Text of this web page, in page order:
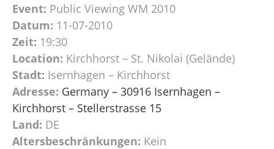
Event: Public Viewing WM 2010
Datum: 11-07-2010
Zeit: 19:30
Location: Kirchhorst – St. Nikolai (Gelände)
Stadt: Isernhagen – Kirchhorst
Adresse: Germany – 30916 Isernhagen –
Kirchhorst – Stellerstrasse 15
Land: DE
Altersbeschränkungen: Kein